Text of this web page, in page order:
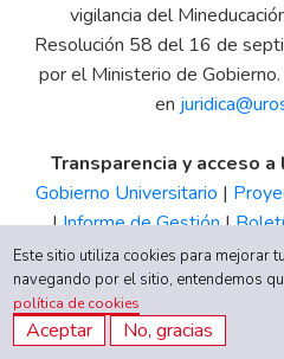
vigilancia del
Resolución 58 del 16 de
por el Ministerio de
en
Transparencia y acceso
Gobierno Universitario |
|Informe de Gestión|
Tributario|Estados Financieros
de
Este sitio utiliza cookies para mejorar
navegando por el sitio, entendemos
política de cookies
Aceptar No, gracias